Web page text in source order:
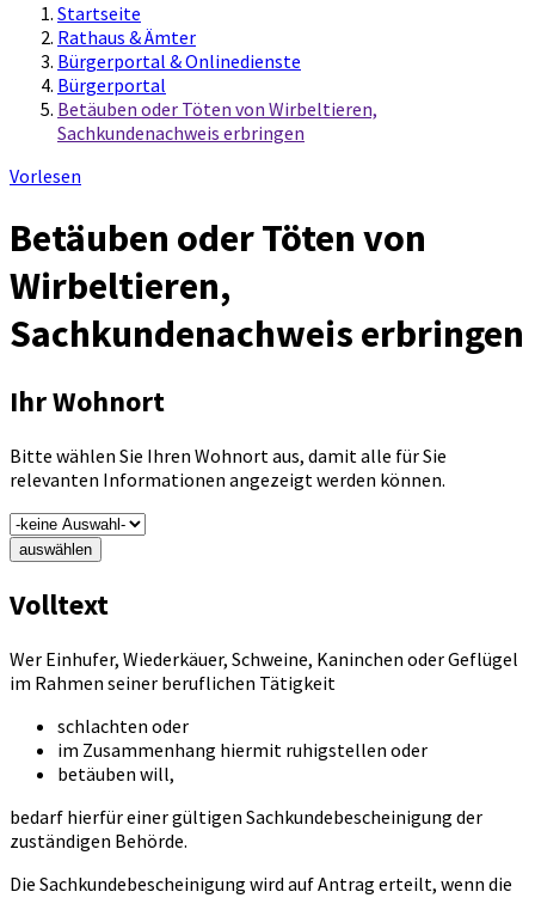
Startseite
Rathaus & Ämter
Bürgerportal & Onlinedienste
Bürgerportal
Betäuben oder Töten von Wirbeltieren,
Sachkundenachweis erbringen
Vorlesen
Betäuben oder Töten von
Wirbeltieren,
Sachkundenachweis erbringen
Ihr Wohnort
Bitte wählen Sie Ihren Wohnort aus, damit alle für Sie
relevanten Informationen angezeigt werden können.
auswählen
Volltext
Wer Einhufer, Wiederkäuer, Schweine, Kaninchen oder Geflügel
im Rahmen seiner beruflichen Tätigkeit
schlachten oder
im Zusammenhang hiermit ruhigstellen oder
betäuben will,
bedarf hierfür einer gültigen Sachkundebescheinigung der
zuständigen Behörde.
Die Sachkundebescheinigung wird auf Antrag erteilt, wenn die